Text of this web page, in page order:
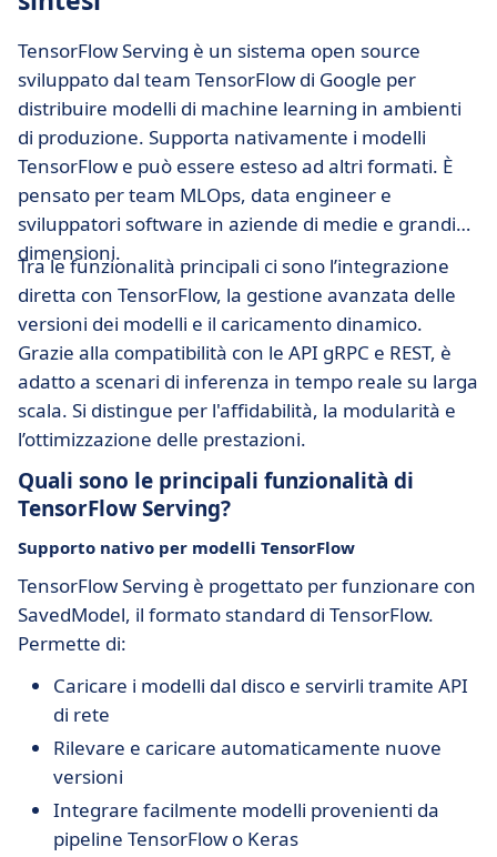
TensorFlow Serving è un sistema open source
sviluppato dal team TensorFlow di Google per
distribuire modelli di machine learning in ambienti
di produzione. Supporta nativamente i modelli
TensorFlow e può essere esteso ad altri formati. È
pensato per team MLOps, data engineer e
sviluppatori software in aziende di medie e grandi
dimensioni.
Tra le funzionalità principali ci sono l’integrazione
diretta con TensorFlow, la gestione avanzata delle
versioni dei modelli e il caricamento dinamico.
Grazie alla compatibilità con le API gRPC e REST, è
adatto a scenari di inferenza in tempo reale su larga
scala. Si distingue per l'affidabilità, la modularità e
l’ottimizzazione delle prestazioni.
Quali sono le principali funzionalità di
TensorFlow Serving?
Supporto nativo per modelli TensorFlow
TensorFlow Serving è progettato per funzionare con
SavedModel, il formato standard di TensorFlow.
Permette di:
Caricare i modelli dal disco e servirli tramite API
di rete
Rilevare e caricare automaticamente nuove
versioni
Integrare facilmente modelli provenienti da
pipeline TensorFlow o Keras